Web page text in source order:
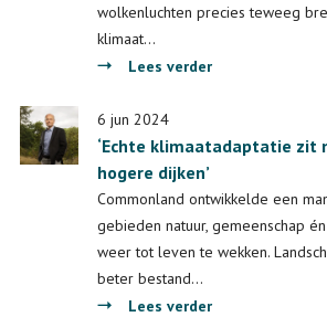
zes
van
uit’
wolkenluchten precies teweeg
klimaat…
Lees verderover
direct
relevant
voor
biodiversiteit’
6 jun 2024
‘Echte klimaatadaptatie zit
hogere dijken’
Commonland ontwikkelde een
gebieden natuur, gemeenschap
weer tot leven te wekken.
beter bestand…
Lees verderover